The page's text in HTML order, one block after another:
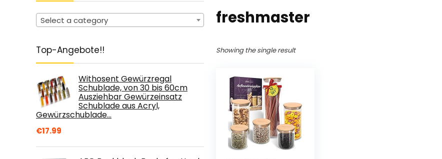
Select a category
Top-Angebote!!
Withosent Gewürzregal
Schublade, von 30 bis 60cm
Ausziehbar Gewürzeinsatz
Schublade aus Acryl,
Gewürzschublade…
€17.99
‎freshmaster
Showing the single result